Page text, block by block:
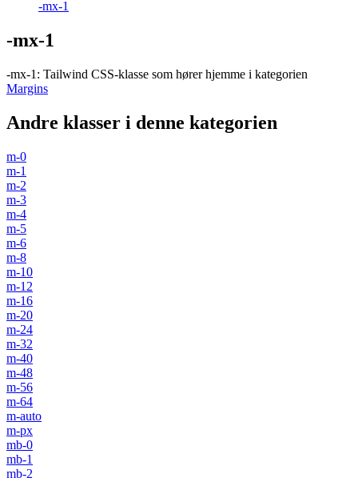
-mx-1
-mx-1
-mx-1 : Tailwind CSS-klasse som hører hjemme i kategorien
Margins
Andre klasser i denne kategorien
m-0
m-1
m-2
m-3
m-4
m-5
m-6
m-8
m-10
m-12
m-16
m-20
m-24
m-32
m-40
m-48
m-56
m-64
m-auto
m-px
mb-0
mb-1
mb-2